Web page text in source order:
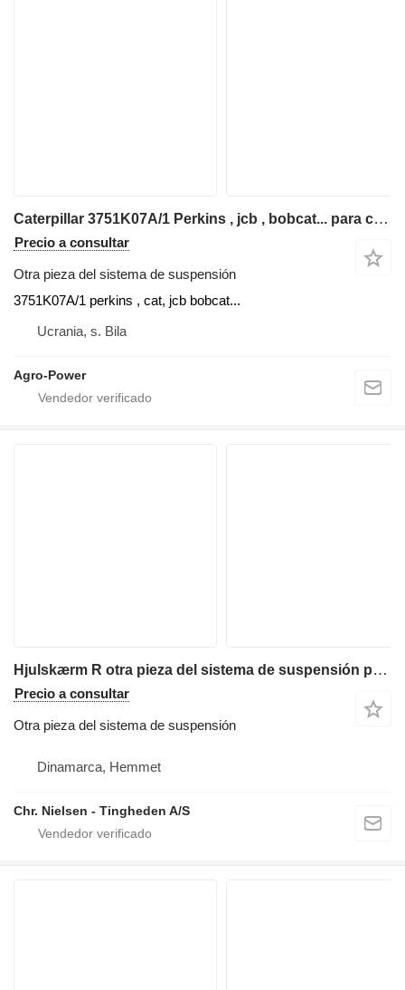
Caterpillar 3751K07A/1 Perkins , jcb , bobcat... para cargadora telescópica
Precio a consultar
Otra pieza del sistema de suspensión
3751K07A/1 perkins , cat, jcb bobcat...
Ucrania, s. Bila
Agro-Power
Hjulskærm R otra pieza del sistema de suspensión para JCB 4CX retroexcavadora
Precio a consultar
Otra pieza del sistema de suspensión
Dinamarca, Hemmet
Chr. Nielsen - Tingheden A/S